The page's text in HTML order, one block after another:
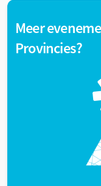
Meer
Provincies?